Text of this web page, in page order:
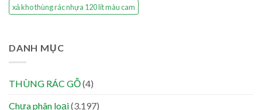
xả kho thùng rác nhựa 120 lít màu cam
DANH MỤC
THÙNG RÁC GỖ(4)
Chưa phân loại(3.197)